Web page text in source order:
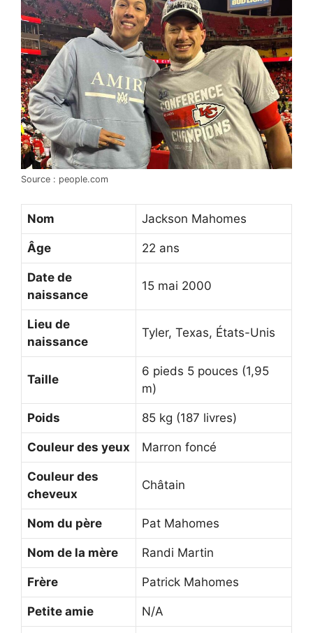
Source : people.com
Nom Jackson Mahomes
Âge 22 ans
Date de
naissance
15 mai 2000
Lieu de
naissance
Tyler, Texas, États-Unis
Taille
6 pieds 5 pouces (1,95
m)
Poids 85 kg (187 livres)
Couleur des yeux Marron foncé
Couleur des
cheveux
Châtain
Nom du père Pat Mahomes
Nom de la mère Randi Martin
Frère Patrick Mahomes
Petite amie N/A